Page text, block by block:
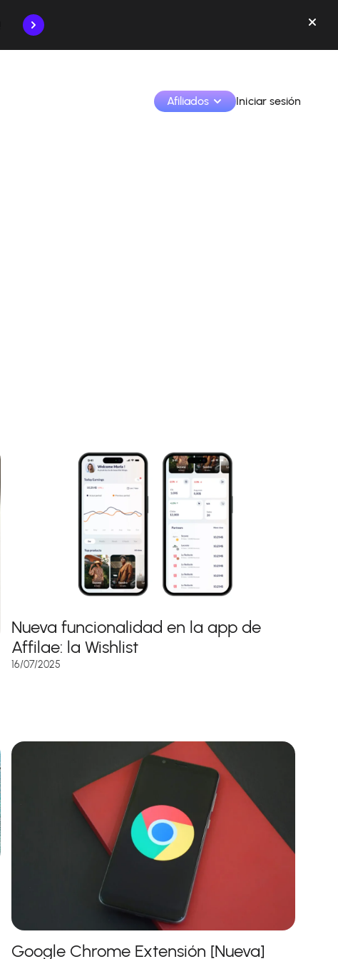
Afiliados Iniciar sesión
Nueva funcionalidad en la app de
Affilae: la Wishlist
16/07/2025
Google Chrome Extensión [Nueva]